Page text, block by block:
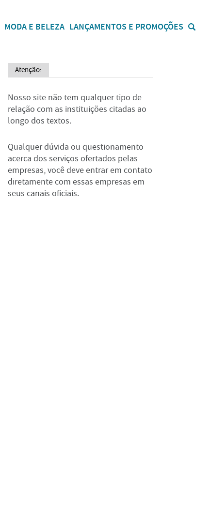
MODA E BELEZA LANÇAMENTOS E PROMOÇÕES
Atenção:
Nosso site não tem qualquer tipo de
relação com as instituições citadas ao
longo dos textos.
Qualquer dúvida ou questionamento
acerca dos serviços ofertados pelas
empresas, você deve entrar em contato
diretamente com essas empresas em
seus canais oficiais.